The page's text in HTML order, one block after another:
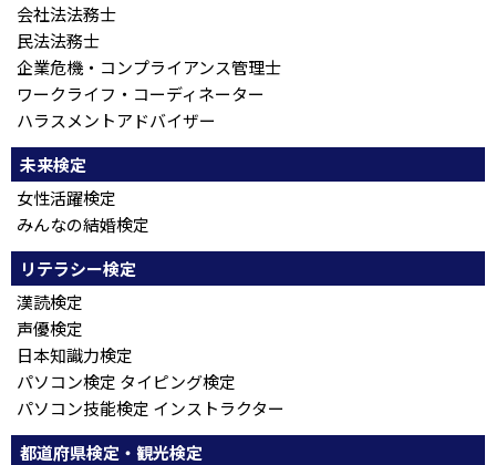
会社法法務士
民法法務士
企業危機・コンプライアンス管理士
ワークライフ・コーディネーター
ハラスメントアドバイザー
未来検定
女性活躍検定
みんなの結婚検定
リテラシー検定
漢読検定
声優検定
日本知識力検定
パソコン検定 タイピング検定
パソコン技能検定 インストラクター
都道府県検定・観光検定